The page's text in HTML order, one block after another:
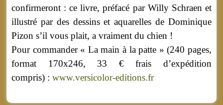
confirmeront : ce livre, préfacé par Willy Schraen et
illustré par des dessins et aquarelles de Dominique
Pizon s’il vous plait, a vraiment du chien !
Pour commander « La main à la patte » (240 pages,
format 170x246, 33 € frais d’expédition
compris) :www.versicolor-editions.fr